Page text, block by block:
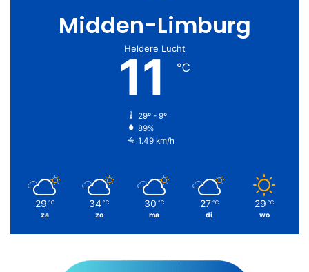
Midden-Limburg
Heldere Lucht
11 ℃
29º - 9º
89%
1.49 km/h
29 ℃
za
34 ℃
zo
30 ℃
ma
27 ℃
di
29 ℃
wo